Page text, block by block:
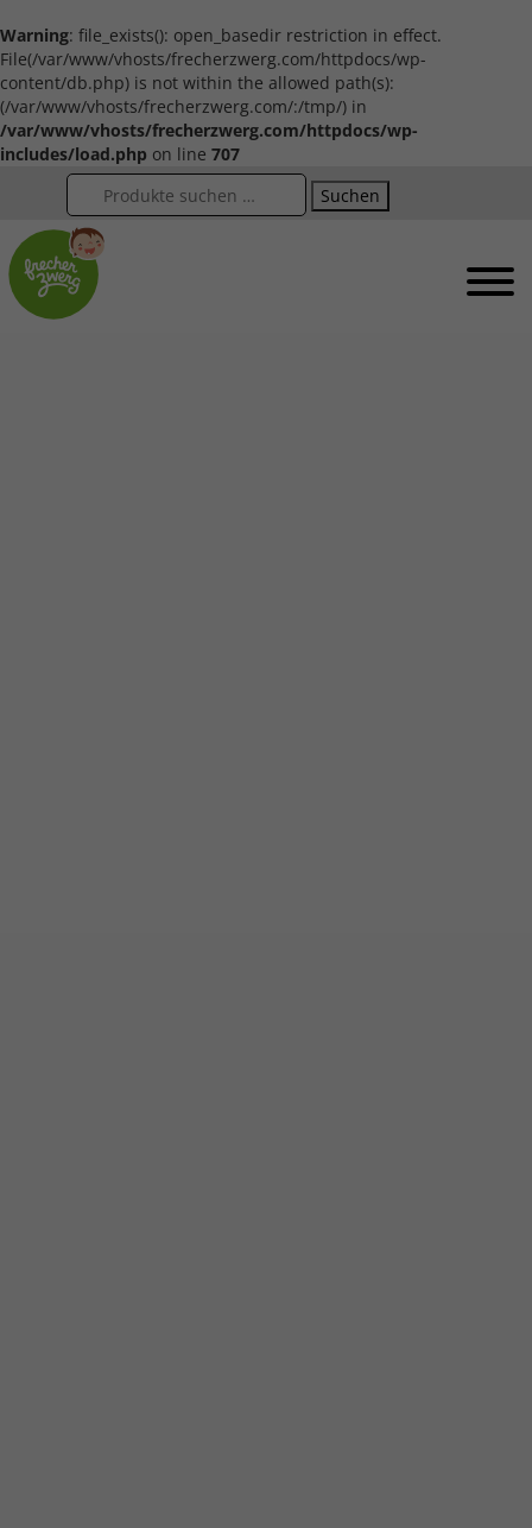
Warning: file_exists(): open_basedir restriction in effect.
File(/var/www/vhosts/frecherzwerg.com/httpdocs/wp-
content/db.php) is not within the allowed path(s):
(/var/www/vhosts/frecherzwerg.com/:/tmp/) in
/var/www/vhosts/frecherzwerg.com/httpdocs/wp-
includes/load.php on line 707
Suchen